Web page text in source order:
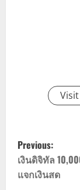
P
o
Previous:
เงินดิจิทัล
แจกเงินสด